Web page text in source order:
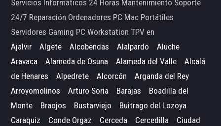
Servicios Informáticos 24 Horas Mantenimiento Soporte
24/7 Reparación Ordenadores PC Mac Portátiles
Servidores Gaming PC Workstation TPV en
Ajalvir
Algete Alcobendas Alalpardo
Aluche
Aravaca
Alameda de Osuna Alameda del Valle
Alcalá
de Henares
Alpedrete Alcorcón
Arganda del Rey
Arroyomolinos
Arturo Soria Barajas
Boadilla del
Monte
Braojos Bustarviejo
Buitrago del Lozoya
Caraquiz
Conde Orgaz Cerceda Cercedilla
Ciudad